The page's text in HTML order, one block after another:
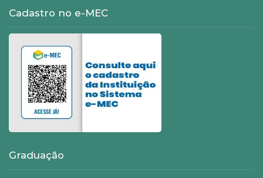
Cadastro no e-MEC
Graduação